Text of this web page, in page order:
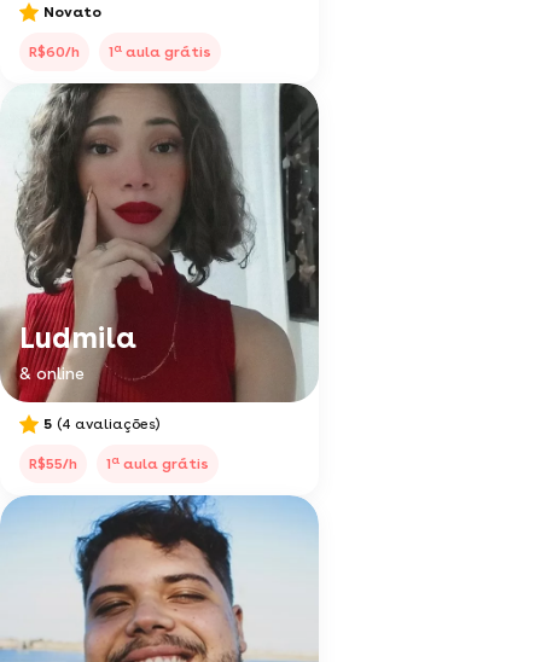
Novato
R$60/h 1a aula grátis
Ludmila
& online
5 (4 avaliações)
R$55/h 1a aula grátis